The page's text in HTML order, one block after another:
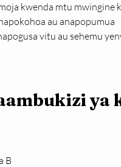
kwenda mtu
au anapopumua
vitu au sehemu
ya
B